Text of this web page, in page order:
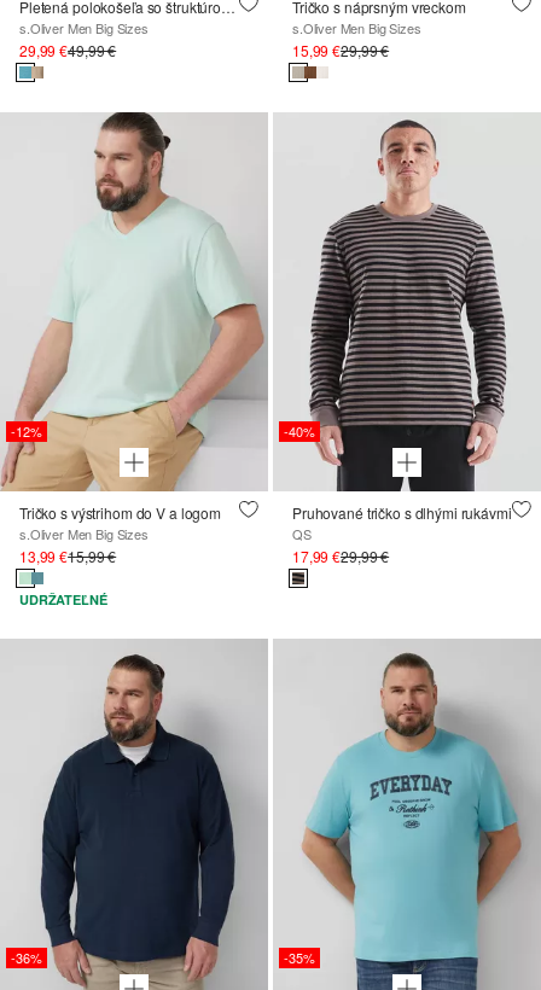
Pletená polokošeľa so štruktúrou plamennej priadze
s.Oliver Men Big Sizes
29,99 €49,99 €
Tričko s náprsným vreckom
s.Oliver Men Big Sizes
15,99 €29,99 €
-12%
Tričko s výstrihom do V a logom
s.Oliver Men Big Sizes
13,99 €15,99 €
UDRŽATEĽNÉ
-40%
Pruhované tričko s dlhými rukávmi
QS
17,99 €29,99 €
-36% -35%